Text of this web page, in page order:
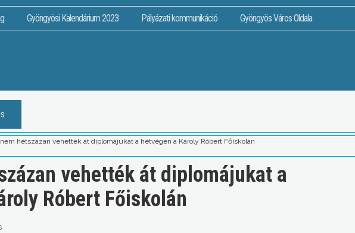
Gyöngyösi Kalendárium 2023 Pályázati kommunikáció Gyöngyös Város Oldala
hétszázan vehették át diplomájukat a hétvégén a Károly Róbert Főiskolán
vehették át diplomájukat a
Róbert Főiskolán